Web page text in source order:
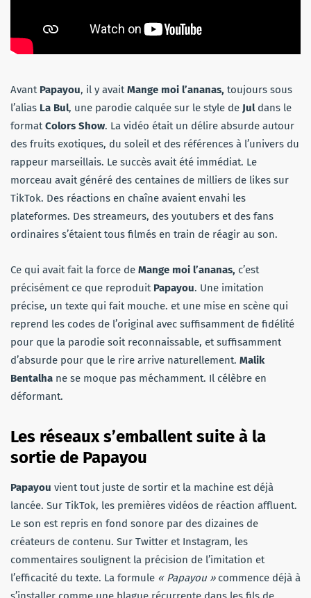
Avant Papayou, il y avaitMange moi l’ananas, toujours sous
l’alias La Bul, une parodie calquée sur le style de Juldans le
formatColors Show. La vidéo était un délire absurde autour
des fruits exotiques, du soleil et des références à l’univers du
rappeur marseillais. Le succès avait été immédiat. Le
morceau avait généré des centaines de milliers de likes sur
TikTok. Des réactions en chaîne avaient envahi les
plateformes. Des streameurs, des youtubers et des fans
ordinaires s’étaient tous filmés en train de réagir au son.
Ce qui avait fait la force de Mange moi l’ananas, c’est
précisément ce que reproduit Papayou. Une imitation
précise, un texte qui fait mouche. et une mise en scène qui
reprend les codes de l’original avec suffisamment de fidélité
pour que la parodie soit reconnaissable, et suffisamment
d’absurde pour que le rire arrive naturellement. Malik
Bentalha ne se moque pas méchamment. Il célèbre en
déformant.
Les réseaux s’emballentsuite à la
sortie de Papayou
Papayou vient tout juste de sortir et la machine est déjà
lancée. Sur TikTok, les premières vidéos de réaction affluent.
Le son est repris en fond sonore par des dizaines de
créateurs de contenu. Sur Twitter et Instagram, les
commentaires soulignent la précision de l’imitation et
l’efficacité du texte. La formule « Papayou »commence déjà à